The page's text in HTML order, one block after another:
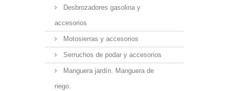
Desbrozadores gasolina y
accesorios
Motosierras y accesorios
Serruchos de podar y accesorios
Manguera jardín. Manguera de
riego.